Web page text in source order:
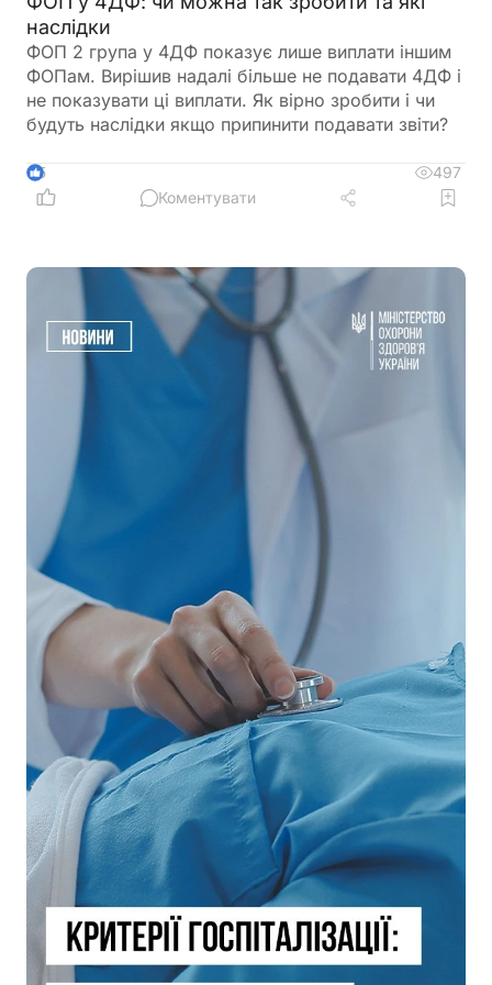
наслідки
ФОП 2 група у 4ДФ показує лише виплати іншим
ФОПам. Вирішив надалі більше не подавати 4ДФ і
не показувати ці виплати. Як вірно зробити і чи
будуть наслідки якщо припинити подавати звіти?
5
497
Коментувати